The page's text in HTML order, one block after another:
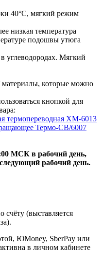
40°C, мягкий режим
низкая температура
подошвы утюга
углеводородах. Мягкий
материалы, которые можно
кнопкой для
термопереводная ХМ-6013
Термо-СВ/6007
МСК в рабочий день,
следующий рабочий день.
(выставляется
ЮMoney, SberPay или
в личном кабинете